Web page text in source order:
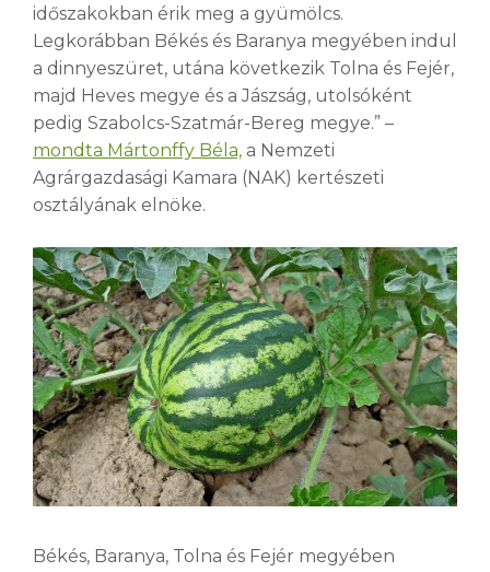
időszakokban érik meg a gyümölcs.
Legkorábban Békés és Baranya megyében indul
a dinnyeszüret, utána következik Tolna és Fejér,
majd Heves megye és a Jászság, utolsóként
pedig Szabolcs-Szatmár-Bereg megye.” –
mondta Mártonffy Béla, a Nemzeti
Agrárgazdasági Kamara (NAK) kertészeti
osztályának elnöke.
Békés, Baranya, Tolna és Fejér megyében